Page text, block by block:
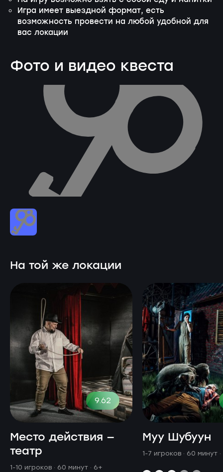
Игра имеет выездной формат, есть
возможность провести на любой удобной для
вас локации
Фото и видео квеста
На той же локации
9.62
Место действия —
театр
1-10 игроков · 60 минут · 6+
Муу Шубуун
1-7 игроков · 60 минут